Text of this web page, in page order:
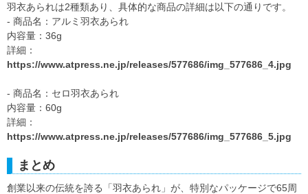
羽衣あられは2種類あり、具体的な商品の詳細は以下の通りです。
- 商品名：アルミ羽衣あられ
内容量：36g
詳細：
https://www.atpress.ne.jp/releases/577686/img_577686_4.jpg
- 商品名：セロ羽衣あられ
内容量：60g
詳細：
https://www.atpress.ne.jp/releases/577686/img_577686_5.jpg
まとめ
創業以来の伝統を誇る「羽衣あられ」が、特別なパッケージで65周